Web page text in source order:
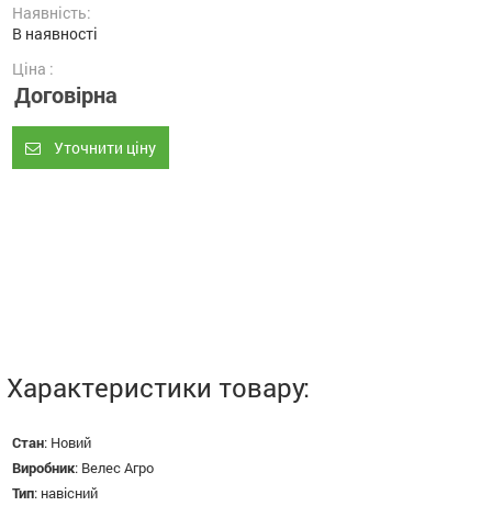
Наявність:
В наявності
Ціна :
Договірна
Уточнити ціну
Характеристики товару:
Стан: Новий
Виробник: Велес Агро
Тип: навісний